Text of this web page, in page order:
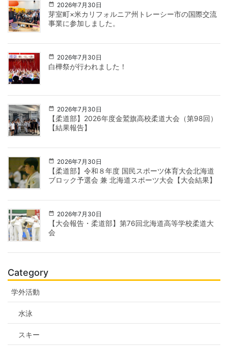
2026年7月30日
芽室町×米カリフォルニア州トレーシー市の国際交流
事業に参加しました。
2026年7月30日
白樺祭が行われました！
2026年7月30日
【柔道部】2026年度金鷲旗高校柔道大会（第98回）
【結果報告】
2026年7月30日
【柔道部】令和８年度 国民スポーツ体育大会北海道
ブロック予選会 兼 北海道スポーツ大会【大会結果】
2026年7月30日
【大会報告・柔道部】第76回北海道高等学校柔道大
会
Category
学外活動
水泳
スキー